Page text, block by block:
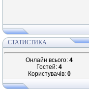
СТАТИСТИКА
Онлайн всього: 4
Гостей: 4
Користувачів: 0